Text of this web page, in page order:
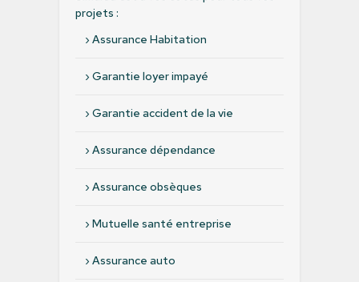
projets :
› Assurance Habitation
› Garantie loyer impayé
› Garantie accident de la vie
› Assurance dépendance
› Assurance obsèques
› Mutuelle santé entreprise
› Assurance auto